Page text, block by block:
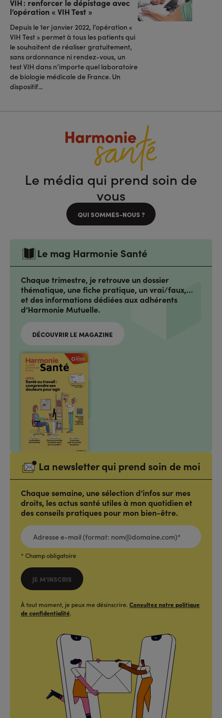
VIH : renforcer le dépistage avec
l’opération « VIH Test »
Depuis le 1er janvier 2022, l’opération «
VIH Test » permet à tous les patients qui
le souhaitent de réaliser gratuitement,
sans ordonnance ni rendez-vous, un
test VIH dans n’importe quel laboratoire
de biologie médicale de France. Un
dispositif...
Le média qui prend soin de
vous
QUI SOMMES-NOUS ?
Le mag Harmonie Santé
Chaque trimestre, je retrouve un dossier
thématique, une fiche pratique, un vrai/faux,…
et des informations dédiées aux adhérents
d’Harmonie Mutuelle.
DÉCOUVRIR LE MAGAZINE
La newsletter qui prend soin de moi
Chaque semaine, une sélection d’infos sur mes
droits, les actus santé utiles à mon quotidien et
des conseils pratiques pour mon bien-être.
ADRESSE
E-
MAIL
(FORMAT:
NOM@DOMAINE.COM)*
* Champ obligatoire
JE M'INSCRIS
À tout moment, je peux me désinscrire. Consultez notre politique
de confidentialité.